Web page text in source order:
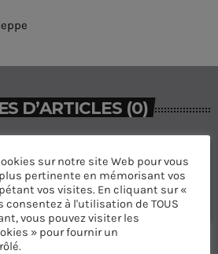
D’ARTICLES (0)
pour ajouter un commentaire.
sur notre site Web pour vous
pertinente en mémorisant vos
vos visites. En cliquant sur «
consentez à l'utilisation de TOUS
vous pouvez visiter les
» pour fournir un